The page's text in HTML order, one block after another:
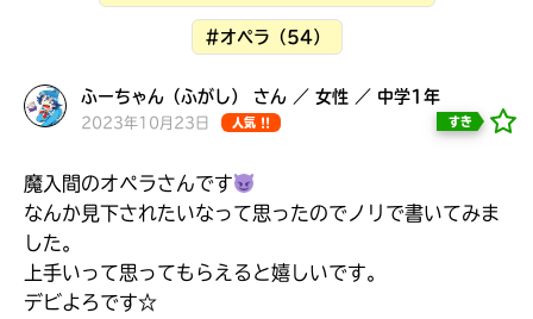
本を飛び出して
#オペラ（54）
ふーちゃん（ふがし） さん ／ 女性 ／ 中学1年
2023年10月23日 人気 !! すき
魔入間のオペラさんです
なんか見下されたいなって思ったのでノリで書いてみま
した。
上手いって思ってもらえると嬉しいです。
デビよろです☆